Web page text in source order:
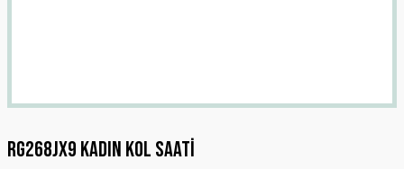
Rg268jx9 Kadın Kol Saati